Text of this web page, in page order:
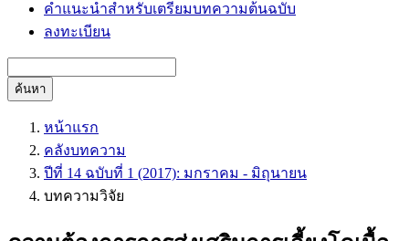
คำแนะนำสำหรับเตรียมบทความต้นฉบับ
ลงทะเบียน
ค้นหา
หน้าแรก
คลังบทความ
ปีที่ 14 ฉบับที่ 1 (2017): มกราคม - มิถุนายน
บทความวิจัย